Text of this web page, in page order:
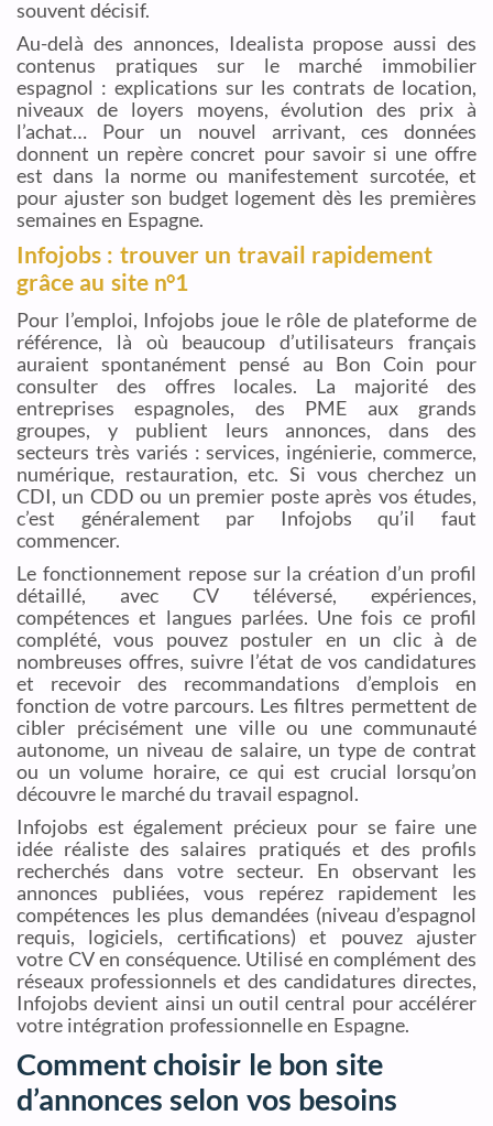
souvent décisif.
Au-delà des annonces, Idealista propose aussi des
contenus pratiques sur le marché immobilier
espagnol : explications sur les contrats de location,
niveaux de loyers moyens, évolution des prix à
l’achat… Pour un nouvel arrivant, ces données
donnent un repère concret pour savoir si une offre
est dans la norme ou manifestement surcotée, et
pour ajuster son budget logement dès les premières
semaines en Espagne.
Infojobs : trouver un travail rapidement
grâce au site n°1
Pour l’emploi, Infojobs joue le rôle de plateforme de
référence, là où beaucoup d’utilisateurs français
auraient spontanément pensé au Bon Coin pour
consulter des offres locales. La majorité des
entreprises espagnoles, des PME aux grands
groupes, y publient leurs annonces, dans des
secteurs très variés : services, ingénierie, commerce,
numérique, restauration, etc. Si vous cherchez un
CDI, un CDD ou un premier poste après vos études,
c’est généralement par Infojobs qu’il faut
commencer.
Le fonctionnement repose sur la création d’un profil
détaillé, avec CV téléversé, expériences,
compétences et langues parlées. Une fois ce profil
complété, vous pouvez postuler en un clic à de
nombreuses offres, suivre l’état de vos candidatures
et recevoir des recommandations d’emplois en
fonction de votre parcours. Les filtres permettent de
cibler précisément une ville ou une communauté
autonome, un niveau de salaire, un type de contrat
ou un volume horaire, ce qui est crucial lorsqu’on
découvre le marché du travail espagnol.
Infojobs est également précieux pour se faire une
idée réaliste des salaires pratiqués et des profils
recherchés dans votre secteur. En observant les
annonces publiées, vous repérez rapidement les
compétences les plus demandées (niveau d’espagnol
requis, logiciels, certifications) et pouvez ajuster
votre CV en conséquence. Utilisé en complément des
réseaux professionnels et des candidatures directes,
Infojobs devient ainsi un outil central pour accélérer
votre intégration professionnelle en Espagne.
Comment choisir le bon site
d’annonces selon vos besoins